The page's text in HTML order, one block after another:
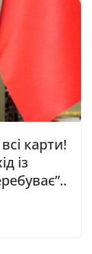
карти!
із